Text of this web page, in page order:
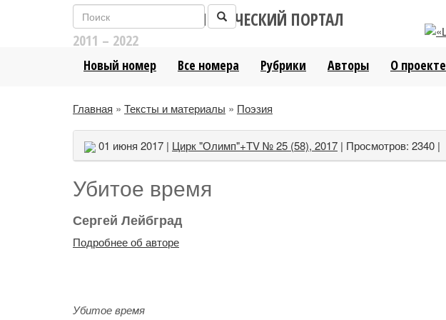
ЛИТЕРАТУРНО-АНАЛИТИЧЕСКИЙ ПОРТАЛ
2011 – 2022
Новый номер Все номера Рубрики Авторы О проекте
Главная » Тексты и материалы » Поэзия
01 июня 2017 | Цирк "Олимп"+TV № 25 (58), 2017 | Просмотров: 2340 |
Убитое время
Сергей Лейбград
Подробнее об авторе
Убитое время